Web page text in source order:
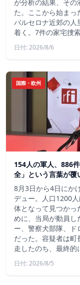
が分析の結果、その
た。ここから始まっ
バルセロナ近郊の人
着く。7件の家宅捜
日付: 2026/8/6
国際・欧州
154人の軍人、886
全」という言葉が覆
8月3日から4日にか
デュー。人口1200
体となって見つかっ
めに、当局が動員し
ー、警察犬部隊、
だった。容疑者は
走したのち、最終的
日付: 2026/8/5